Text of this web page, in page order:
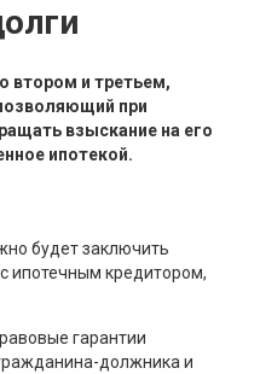
втором и третьем,
при
взыскание на его
ипотекой.
будет заключить
ипотечным кредитором,
гарантии
должника и